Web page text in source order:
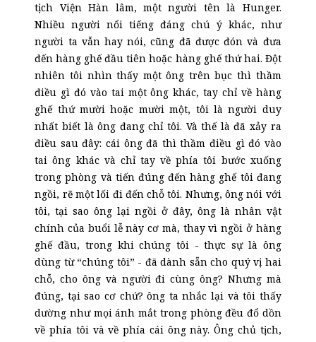
tịch Viện Hàn lâm, một người tên là Hunger.
Nhiều người nổi tiếng đáng chú ý khác, như
người ta vẫn hay nói, cũng đã được đón và đưa
đến hàng ghế đầu tiên hoặc hàng ghế thứ hai. Đột
nhiên tôi nhìn thấy một ông trên bục thì thầm
điều gì đó vào tai một ông khác, tay chỉ về hàng
ghế thứ mười hoặc mười một, tôi là người duy
nhất biết là ông đang chỉ tôi. Và thế là đã xảy ra
điều sau đây: cái ông đã thì thầm điều gì đó vào
tai ông khác và chỉ tay về phía tôi bước xuống
trong phòng và tiến đúng đến hàng ghế tôi đang
ngồi, rẽ một lối đi đến chỗ tôi. Nhưng, ông nói với
tôi, tại sao ông lại ngồi ở đây, ông là nhân vật
chính của buổi lễ này cơ mà, thay vì ngồi ở hàng
ghế đầu, trong khi chúng tôi - thực sự là ông
dùng từ “chúng tôi” - đã dành sẵn cho quý vị hai
chỗ, cho ông và người đi cùng ông? Nhưng mà
đúng, tại sao cơ chứ? ông ta nhắc lại và tôi thấy
dường như mọi ánh mắt trong phòng đều đổ dồn
về phía tôi và về phía cái ông này. Ông chủ tịch,